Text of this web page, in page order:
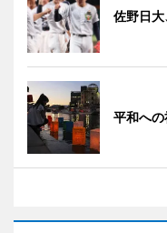
佐野日
平和へ